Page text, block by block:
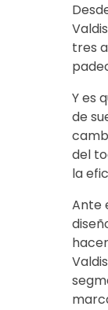
tres
Y es
de
del
la
Ante